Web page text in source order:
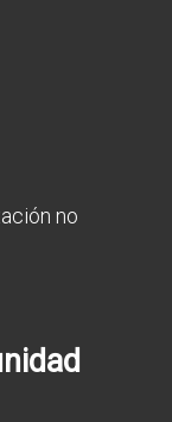
no